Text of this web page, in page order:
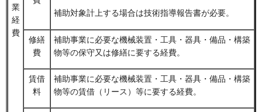
業
経
費
補助対象計上する場合は技術指導報告書が必要。
修繕
費
補助事業に必要な機械装置・工具・器具・備品・構築
物等の保守又は修繕に要する経費。
賃借
料
補助事業に必要な機械装置・工具・器具・備品・構築
物等の賃借（リース）等に要する経費。